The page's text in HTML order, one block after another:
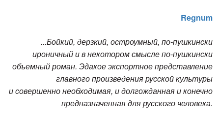
Regnum
...Бойкий, дерзкий, остроумный, по-пушкински
ироничный и в некотором смысле по-пушкински
объемный роман. Эдакое экспортное представление
главного произведения русской культуры
и совершенно необходимая, и долгожданная и конечно
предназначенная для русского человека.